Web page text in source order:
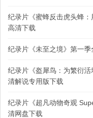
纪录片《蜜蜂反击虎头蜂
高清下载
纪录片《未至之境》第一
纪录片《盔犀鸟：为繁衍
清解说专用版下载
纪录片《超凡动物奇观
清网盘下载